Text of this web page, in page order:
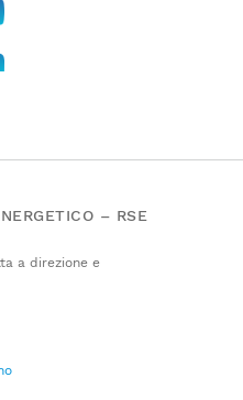
– RSE
a direzione e